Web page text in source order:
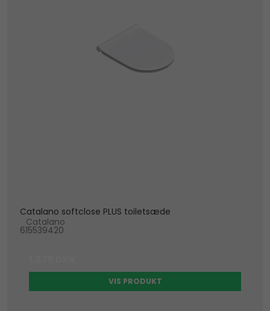
Catalano softclose PLUS toiletsæde
Catalano
615539420
VIS PRODUKT